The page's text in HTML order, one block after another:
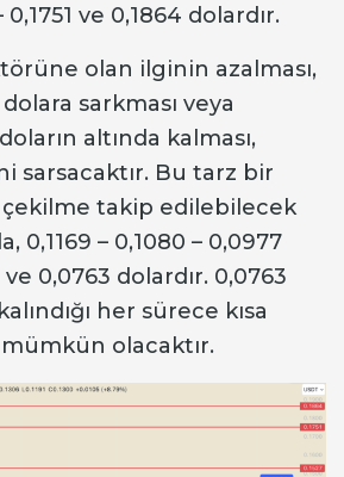
0,1751 ve 0,1864 dolardır.
olan ilginin azalması,
sarkması veya
altında kalması,
sarsacaktır. Bu tarz bir
takip edilebilecek
0,1169 – 0,1080 – 0,0977
0,0763 dolardır. 0,0763
her sürece kısa
olacaktır.